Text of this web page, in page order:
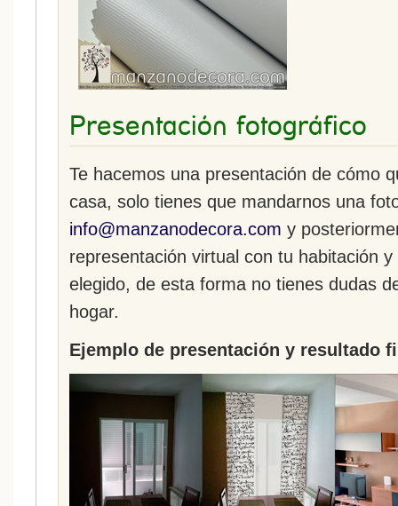
Presentación fotográfico
Te hacemos una presentación de cómo
casa, solo tienes que mandarnos una
info@manzanodecora.com y
representación virtual con tu habitación
elegido, de esta forma no tienes dudas
hogar.
Ejemplo de presentación y resultado